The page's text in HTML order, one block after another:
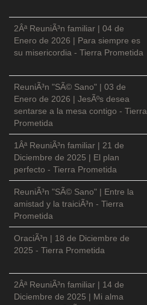
2Âª ReuniÃ³n familiar | 04 de
Enero de 2026 | Para siempre es
su misericordia - Tierra Prometida
ReuniÃ³n "SÃ© Sano" | 03 de
Enero de 2026 | JesÃºs desea
sentarse a la mesa contigo - Tierra
Prometida
1Âª ReuniÃ³n familiar | 21 de
Diciembre de 2025 | El plan
perfecto - Tierra Prometida
ReuniÃ³n "SÃ© Sano" | Entre la
amistad y la traiciÃ³n - Tierra
Prometida
OraciÃ³n | 18 de Diciembre de
2025 - Tierra Prometida
2Âª ReuniÃ³n familiar | 14 de
Diciembre de 2025 | Mi alma